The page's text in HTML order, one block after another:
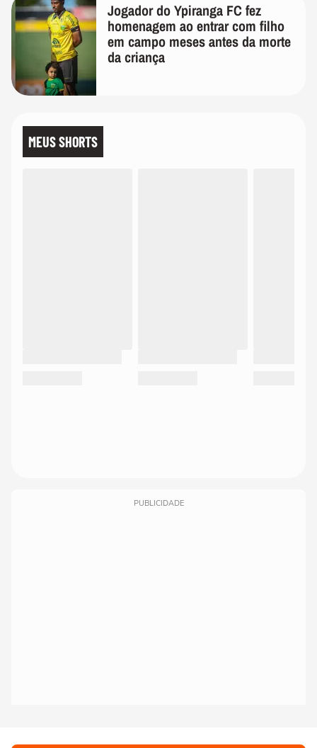
Jogador do Ypiranga FC fez
homenagem ao entrar com filho
em campo meses antes da morte
da criança
MEUS SHORTS
PUBLICIDADE